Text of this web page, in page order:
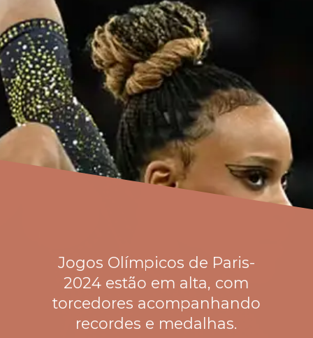
Jogos Olímpicos de Paris-
2024 estão em alta, com
torcedores acompanhando